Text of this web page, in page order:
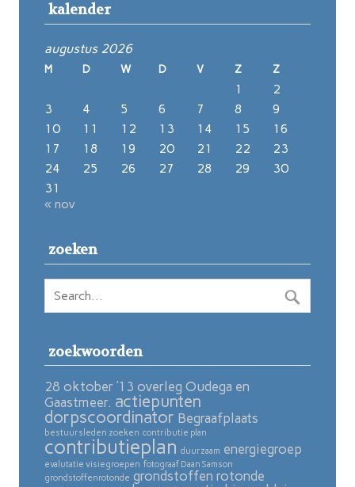
kalender
augustus 2026
M D W D V Z Z
1
2
3
4 5 6 7 8
9
10
11 12 13 14 15
16
17
18 19 20 21 22
23
24
25 26 27 28 29
30
31
« nov
zoeken
zoekwoorden
28 oktober ’13 overleg Oudega en
Gaastmeer. actiepunten
dorpscoordinator Begraafplaats
bestuursleden zoeken contributie plan
contributieplan duurzaam energiegroep
evalutatie visiegroepen fotograaf Daan Samson
grondstoffenrotonde grondstoffen rotonde